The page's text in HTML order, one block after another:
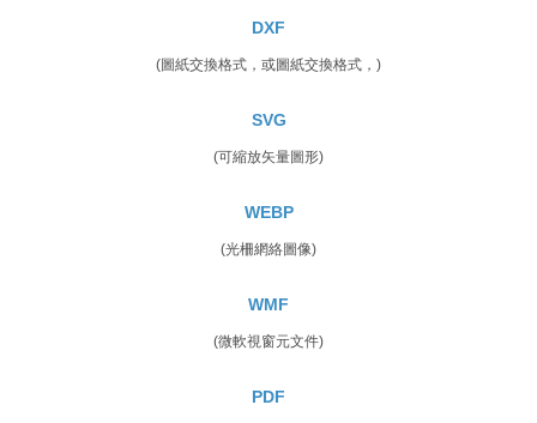
DXF
(圖紙交換格式，或圖紙交換格式，)
SVG
(可縮放矢量圖形)
WEBP
(光柵網絡圖像)
WMF
(微軟視窗元文件)
PDF